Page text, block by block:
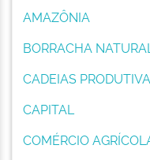
AMAZÔNIA
BORRACHA NATURAL
CADEIAS
CAPITAL
COMÉRCIO